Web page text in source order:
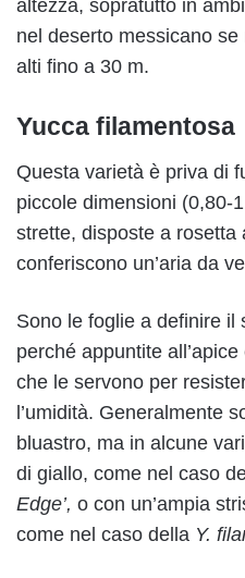
altezza, sopratutto in
nel deserto messicano
alti fino a 30 m.
Yucca filamentosa
Questa varietà è priva di
piccole dimensioni (0,80-
strette, disposte a
conferiscono un’aria da
Sono le foglie a definire il
perché appuntite
che le servono per
l’umidità. Generalmente
bluastro, ma in alcune
di giallo, come nel caso
Edge’, o con un’ampia
come nel caso della Y.